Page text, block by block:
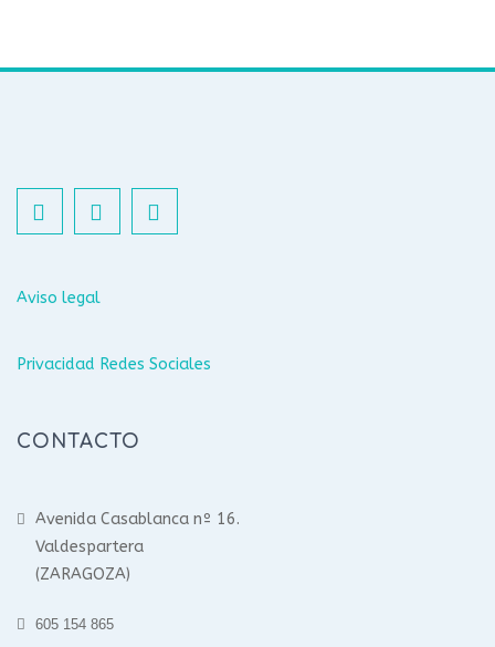
Aviso legal
Privacidad Redes Sociales
CONTACTO
Avenida Casablanca nº 16.
Valdespartera
(ZARAGOZA)
605 154 865